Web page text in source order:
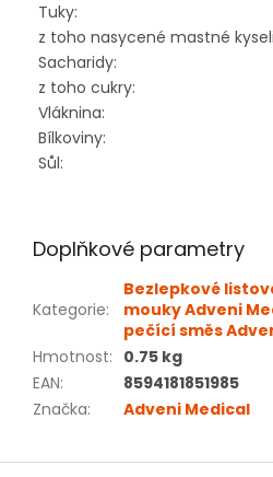
Tuky:
z toho nasycené mastné
Sacharidy:
z toho cukry:
Vláknina:
Bílkoviny:
Sůl:
Doplňkové parametry
Kategorie:
Bezlepkové
mouky Adveni
pečící směs
Hmotnost: 0.75 kg
EAN:
8594181851985
Značka: Adveni Medical